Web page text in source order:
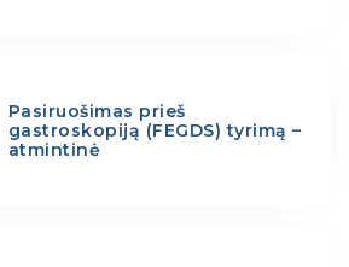
Pasiruošimas prieš
gastroskopiją (FEGDS) tyrimą –
atmintinė